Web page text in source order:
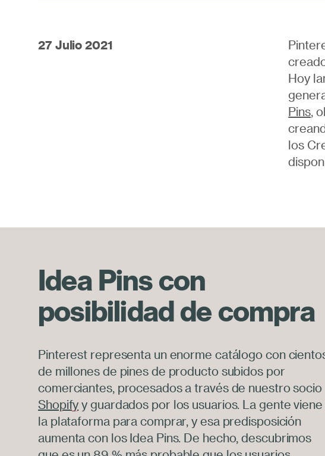
27 Julio 2021
Hoy
Pins,
los
Idea Pins con
posibilidad de compra
Pinterest representa un enorme catálogo con
de millones de pines de producto subidos por
comerciantes, procesados a través de nuestro socio
Shopify y guardados por los usuarios. La gente viene
la plataforma para comprar, y esa predisposición
aumenta con los Idea Pins. De hecho, descubrimos